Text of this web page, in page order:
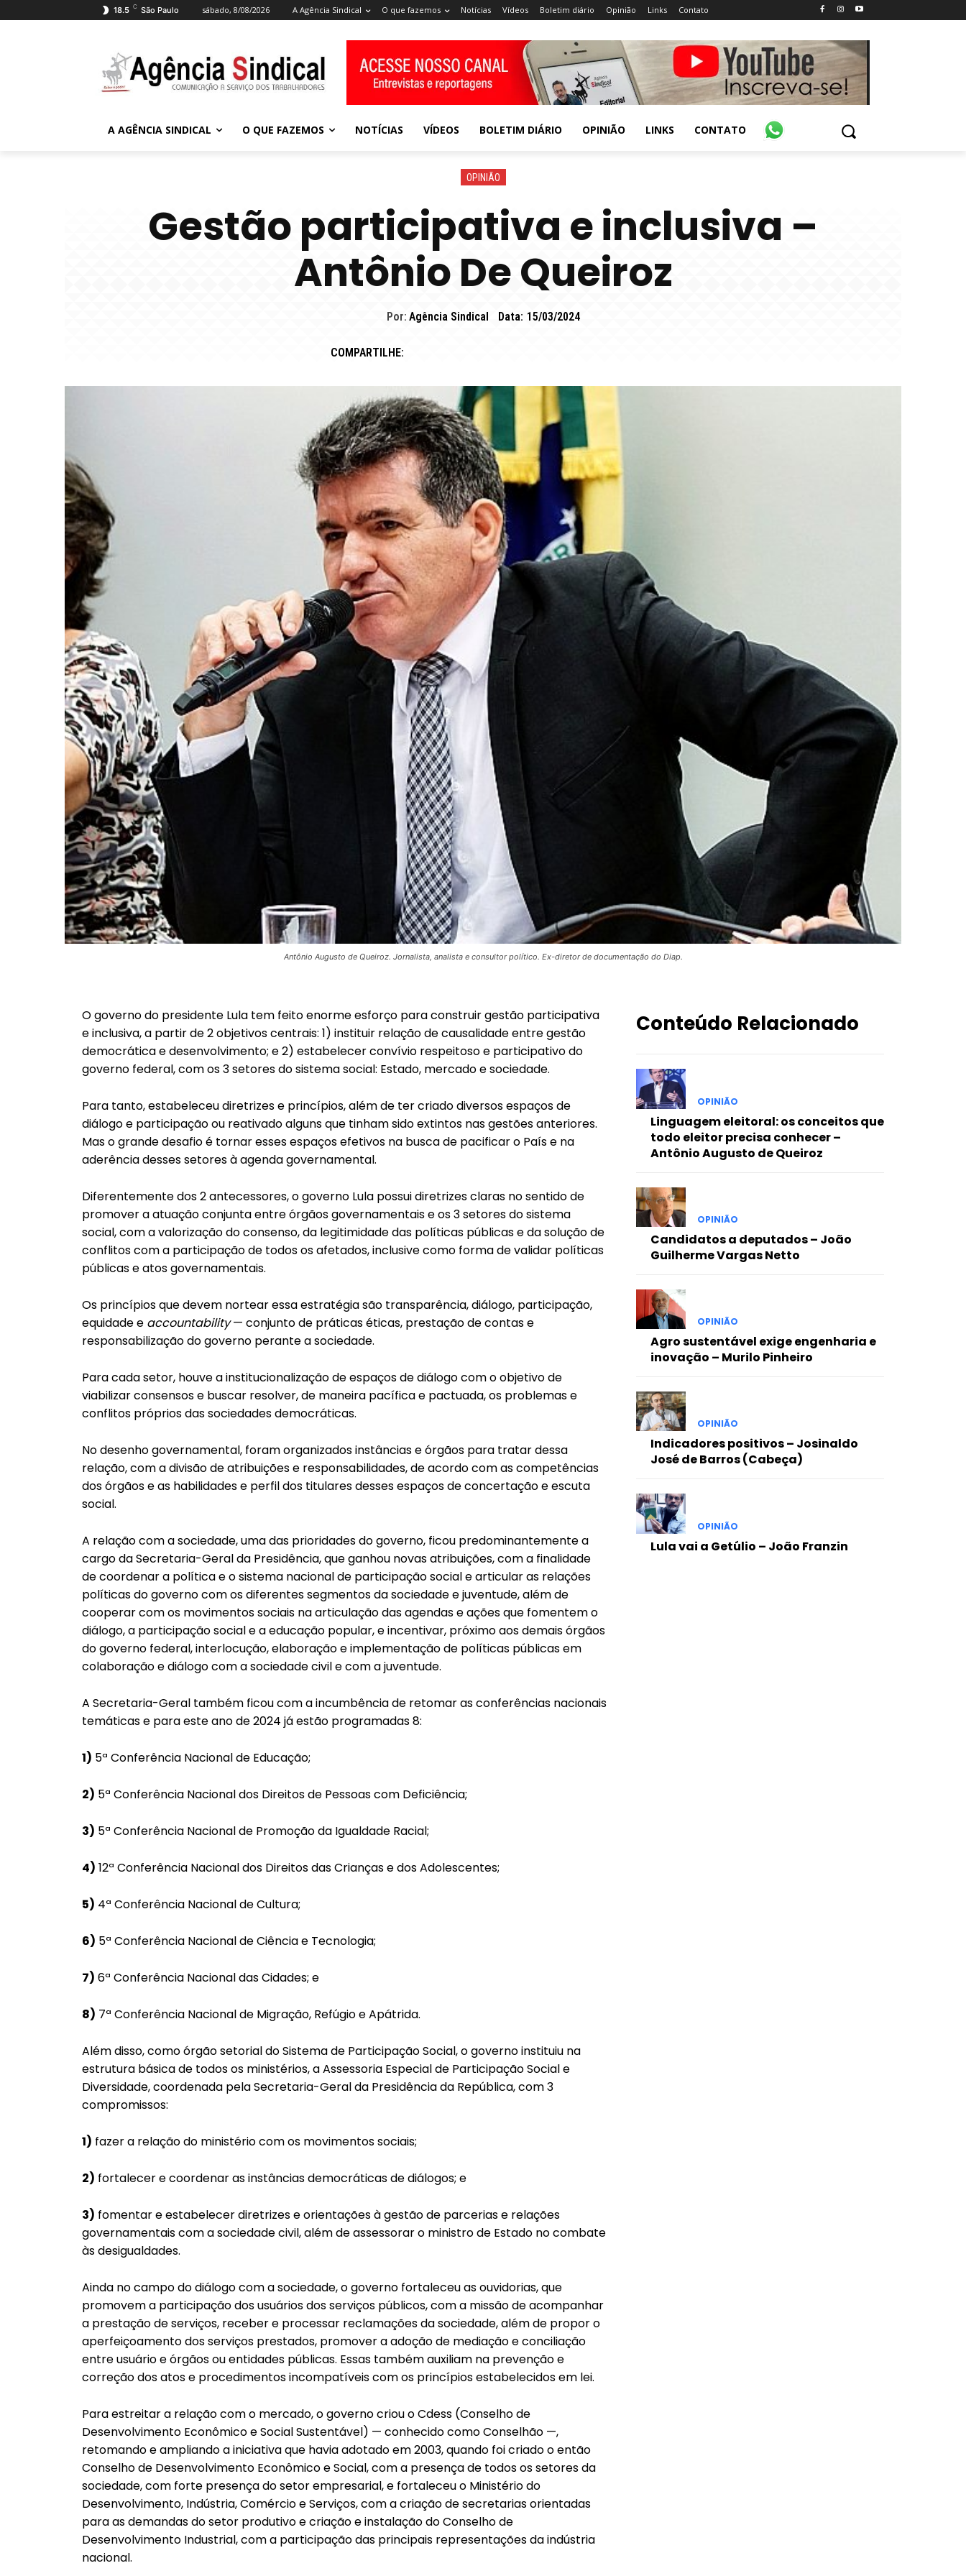
18.5 C São Paulo sábado, 8/08/2026 A Agência Sindical O que fazemos Notícias Vídeos Boletim diário Opinião Links Contato
A AGÊNCIA SINDICAL O QUE FAZEMOS NOTÍCIAS VÍDEOS BOLETIM DIÁRIO OPINIÃO LINKS CONTATO
OPINIÃO
Gestão participativa e inclusiva –
Antônio De Queiroz
Por: Agência Sindical Data: 15/03/2024
COMPARTILHE:
Antônio Augusto de Queiroz. Jornalista, analista e consultor político. Ex-diretor de documentação do Diap.
O governo do presidente Lula tem feito enorme esforço para construir gestão participativa
e inclusiva, a partir de 2 objetivos centrais: 1) instituir relação de causalidade entre gestão
democrática e desenvolvimento; e 2) estabelecer convívio respeitoso e participativo do
governo federal, com os 3 setores do sistema social: Estado, mercado e sociedade.
Para tanto, estabeleceu diretrizes e princípios, além de ter criado diversos espaços de
diálogo e participação ou reativado alguns que tinham sido extintos nas gestões anteriores.
Mas o grande desafio é tornar esses espaços efetivos na busca de pacificar o País e na
aderência desses setores à agenda governamental.
Diferentemente dos 2 antecessores, o governo Lula possui diretrizes claras no sentido de
promover a atuação conjunta entre órgãos governamentais e os 3 setores do sistema
social, com a valorização do consenso, da legitimidade das políticas públicas e da solução de
conflitos com a participação de todos os afetados, inclusive como forma de validar políticas
públicas e atos governamentais.
Os princípios que devem nortear essa estratégia são transparência, diálogo, participação,
equidade e accountability— conjunto de práticas éticas, prestação de contas e
responsabilização do governo perante a sociedade.
Para cada setor, houve a institucionalização de espaços de diálogo com o objetivo de
viabilizar consensos e buscar resolver, de maneira pacífica e pactuada, os problemas e
conflitos próprios das sociedades democráticas.
No desenho governamental, foram organizados instâncias e órgãos para tratar dessa
relação, com a divisão de atribuições e responsabilidades, de acordo com as competências
dos órgãos e as habilidades e perfil dos titulares desses espaços de concertação e escuta
social.
A relação com a sociedade, uma das prioridades do governo, ficou predominantemente a
cargo da Secretaria-Geral da Presidência, que ganhou novas atribuições, com a finalidade
de coordenar a política e o sistema nacional de participação social e articular as relações
políticas do governo com os diferentes segmentos da sociedade e juventude, além de
cooperar com os movimentos sociais na articulação das agendas e ações que fomentem o
diálogo, a participação social e a educação popular, e incentivar, próximo aos demais órgãos
do governo federal, interlocução, elaboração e implementação de políticas públicas em
colaboração e diálogo com a sociedade civil e com a juventude.
A Secretaria-Geral também ficou com a incumbência de retomar as conferências nacionais
temáticas e para este ano de 2024 já estão programadas 8:
1) 5ª Conferência Nacional de Educação;
2) 5ª Conferência Nacional dos Direitos de Pessoas com Deficiência;
3) 5ª Conferência Nacional de Promoção da Igualdade Racial;
4) 12ª Conferência Nacional dos Direitos das Crianças e dos Adolescentes;
5) 4ª Conferência Nacional de Cultura;
6) 5ª Conferência Nacional de Ciência e Tecnologia;
7) 6ª Conferência Nacional das Cidades; e
8) 7ª Conferência Nacional de Migração, Refúgio e Apátrida.
Além disso, como órgão setorial do Sistema de Participação Social, o governo instituiu na
estrutura básica de todos os ministérios, a Assessoria Especial de Participação Social e
Diversidade, coordenada pela Secretaria-Geral da Presidência da República, com 3
compromissos:
1) fazer a relação do ministério com os movimentos sociais;
2) fortalecer e coordenar as instâncias democráticas de diálogos; e
3) fomentar e estabelecer diretrizes e orientações à gestão de parcerias e relações
governamentais com a sociedade civil, além de assessorar o ministro de Estado no combate
às desigualdades.
Ainda no campo do diálogo com a sociedade, o governo fortaleceu as ouvidorias, que
promovem a participação dos usuários dos serviços públicos, com a missão de acompanhar
a prestação de serviços, receber e processar reclamações da sociedade, além de propor o
aperfeiçoamento dos serviços prestados, promover a adoção de mediação e conciliação
entre usuário e órgãos ou entidades públicas. Essas também auxiliam na prevenção e
correção dos atos e procedimentos incompatíveis com os princípios estabelecidos em lei.
Para estreitar a relação com o mercado, o governo criou o Cdess (Conselho de
Desenvolvimento Econômico e Social Sustentável) — conhecido como Conselhão —,
retomando e ampliando a iniciativa que havia adotado em 2003, quando foi criado o então
Conselho de Desenvolvimento Econômico e Social, com a presença de todos os setores da
sociedade, com forte presença do setor empresarial, e fortaleceu o Ministério do
Desenvolvimento, Indústria, Comércio e Serviços, com a criação de secretarias orientadas
para as demandas do setor produtivo e criação e instalação do Conselho de
Desenvolvimento Industrial, com a participação das principais representações da indústria
nacional.
Conteúdo Relacionado
OPINIÃO
Linguagem eleitoral: os conceitos que
todo eleitor precisa conhecer –
Antônio Augusto de Queiroz
OPINIÃO
Candidatos a deputados – João
Guilherme Vargas Netto
OPINIÃO
Agro sustentável exige engenharia e
inovação – Murilo Pinheiro
OPINIÃO
Indicadores positivos – Josinaldo
José de Barros (Cabeça)
OPINIÃO
Lula vai a Getúlio – João Franzin